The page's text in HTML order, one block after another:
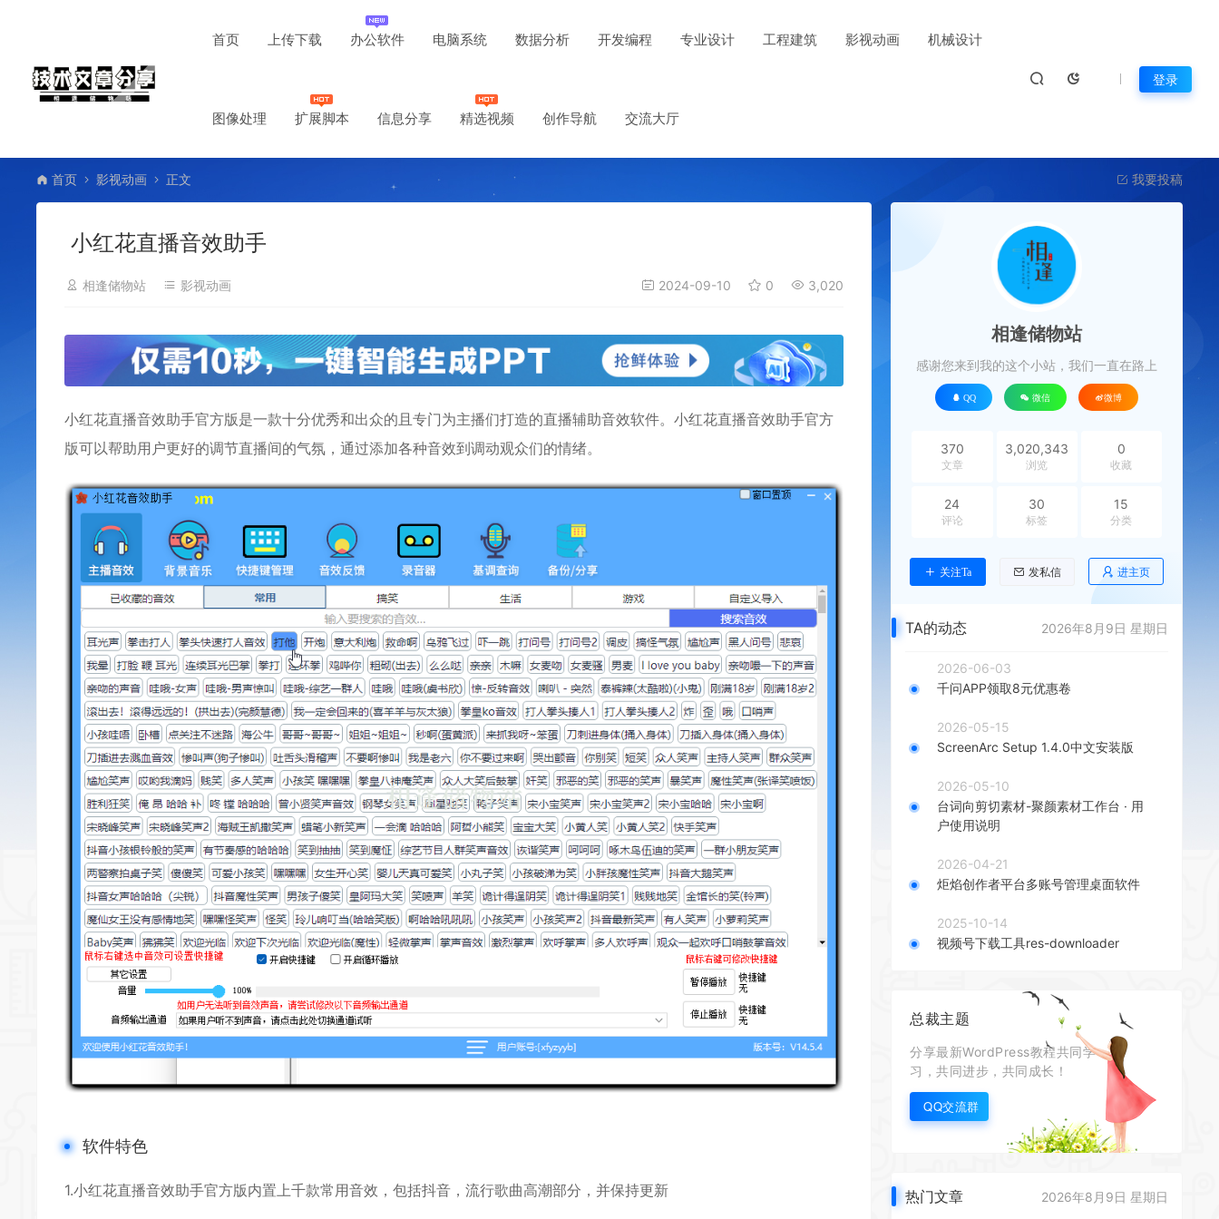
首页 上传下载 办公软件 电脑系统 数据分析 开发编程 专业设计 工程建筑 影视动画 机械设计
图像处理 扩展脚本 信息分享 精选视频 创作导航 交流大厅
登录
首页 影视动画 正文 我要投稿
小红花直播音效助手
相逢储物站 影视动画 2024-09-10 0 3,020
小红花直播音效助手官方版是一款十分优秀和出众的且专门为主播们打造的直播辅助音效软件。小红花直播音效助手官方
版可以帮助用户更好的调节直播间的气氛，通过添加各种音效到调动观众们的情绪。
软件特色
1.小红花直播音效助手官方版内置上千款常用音效，包括抖音，流行歌曲高潮部分，并保持更新
相逢储物站
感谢您来到我的这个小站，我们一直在路上
QQ 微信 微博
370
文章
3,020,343
浏览
0
收藏
24
评论
30
标签
15
分类
关注Ta 发私信 进主页
TA的动态 2026年8月9日 星期日
2026-06-03
千问APP领取8元优惠卷
2026-05-15
ScreenArc Setup 1.4.0中文安装版
2026-05-10
台词向剪切素材-聚颜素材工作台 · 用
户使用说明
2026-04-21
炬焰创作者平台多账号管理桌面软件
2025-10-14
视频号下载工具res-downloader
总裁主题
分享最新WordPress教程共同学
习，共同进步，共同成长！
QQ交流群
热门文章 2026年8月9日 星期日